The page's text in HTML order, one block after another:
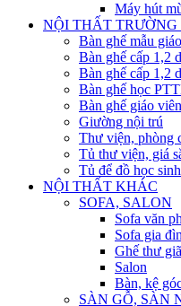
Máy hút
NỘI THẤT TRƯỜNG
Bàn ghế mẫu giáo
Bàn ghế cấp 1,2
Bàn ghế cấp 1,2
Bàn ghế học
Bàn ghế giáo viên
Giường nội trú
Thư viện, phòng
Tủ thư viện, giá
Tủ để đồ học
NỘI THẤT KHÁC
SOFA, SALON
Sofa văn
Sofa gia
Ghế thư
Salon
Bàn, kệ
SÀN GỖ, SÀN